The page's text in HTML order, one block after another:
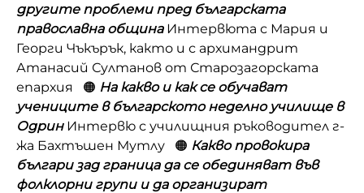
другите проблеми пред българската
православна общинаИнтервюта с Мария и
Георги Чъкърък, както и с архимандрит
Атанасий Султанов от Старозагорската
епархия 🟠 На какво и как се обучават
учениците в българското неделно училище в
ОдринИнтервю с училищния ръководител г-
жа Бахтъшен Мутлу 🟠 Какво провокира
българи зад граница да се обединяват във
фолклорни групи и да организират